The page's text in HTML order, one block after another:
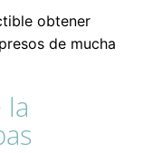
obtener
de mucha
la